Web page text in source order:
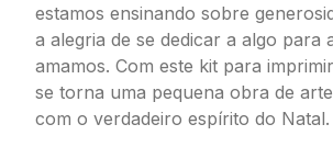
estamos ensinando sobre
a alegria de se dedicar a algo para
amamos. Com este kit para
se torna uma pequena obra de
com o verdadeiro espírito do Natal.